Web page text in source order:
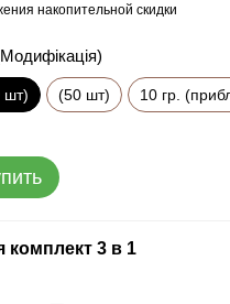
накопительной скидки
шт) (50 шт) 10 гр.
комплект 3 в 1